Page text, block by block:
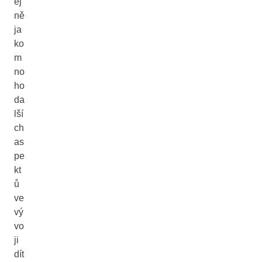
ně
ja
ko
m
no
ho
da
lší
ch
as
pe
kt
ů
ve
vý
vo
ji
dít